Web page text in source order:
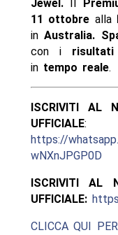
Jewel.Il
11 ottobre alla
inAustralia.
con i risultati
in tempo reale.
ISCRIVITI AL
UFFICIALE:
https://
wNXnJPGP0D
ISCRIVITI AL
UFFICIALE:
CLICCA QUI